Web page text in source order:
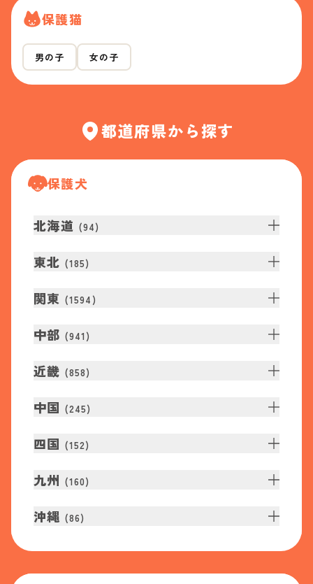
保護猫
男の子 女の子
都道府県から探す
保護犬
北海道 (94)
東北 (185)
関東 (1594 )
中部 (941 )
近畿 (858)
中国 (245)
四国 (152)
九州 (160)
沖縄 (86)